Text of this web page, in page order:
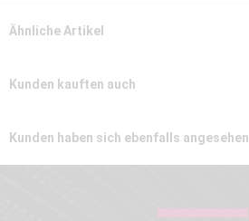
Ähnliche Artikel
Kunden kauften auch
Kunden haben sich ebenfalls angesehen